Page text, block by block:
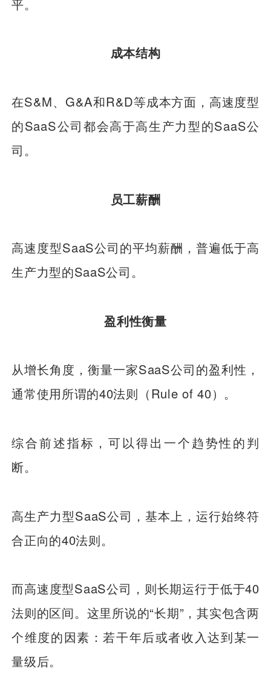
平。
成本结构
在S&M、G&A和R&D等成本方面，高速度型
的SaaS公司都会高于高生产力型的SaaS公
司。
员工薪酬
高速度型SaaS公司的平均薪酬，普遍低于高
生产力型的SaaS公司。
盈利性衡量
从增长角度，衡量一家SaaS公司的盈利性，
通常使用所谓的40法则（Rule of 40）。
综合前述指标，可以得出一个趋势性的判
断。
高生产力型SaaS公司，基本上，运行始终符
合正向的40法则。
而高速度型SaaS公司，则长期运行于低于40
法则的区间。这里所说的“长期”，其实包含两
个维度的因素：若干年后或者收入达到某一
量级后。